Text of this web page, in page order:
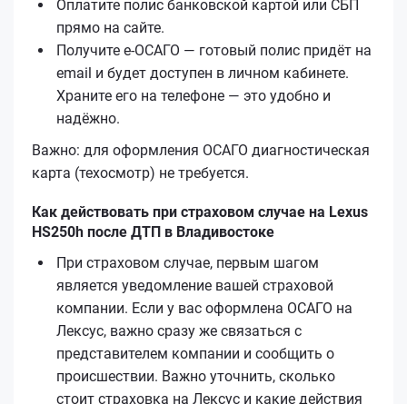
Оплатите полис банковской картой или СБП
прямо на сайте.
Получите е‑ОСАГО — готовый полис придёт на
email и будет доступен в личном кабинете.
Храните его на телефоне — это удобно и
надёжно.
Важно: для оформления ОСАГО диагностическая
карта (техосмотр) не требуется.
Как действовать при страховом случае на Lexus
HS250h после ДТП в Владивостоке
При страховом случае, первым шагом
является уведомление вашей страховой
компании. Если у вас оформлена ОСАГО на
Лексус, важно сразу же связаться с
представителем компании и сообщить о
происшествии. Важно уточнить, сколько
стоит страховка на Лексус и какие действия